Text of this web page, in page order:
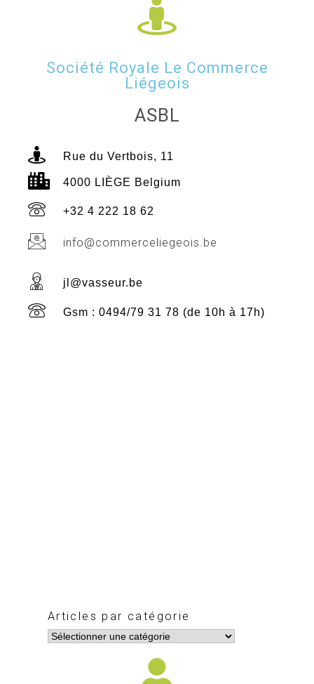
Société Royale Le Commerce
Liégeois
ASBL
Rue du Vertbois, 11
4000 LIÈGE Belgium
+32 4 222 18 62
info@commerceliegeois.be
jl@vasseur.be
Gsm : 0494/79 31 78 (de 10h à 17h)
Articles par catégorie